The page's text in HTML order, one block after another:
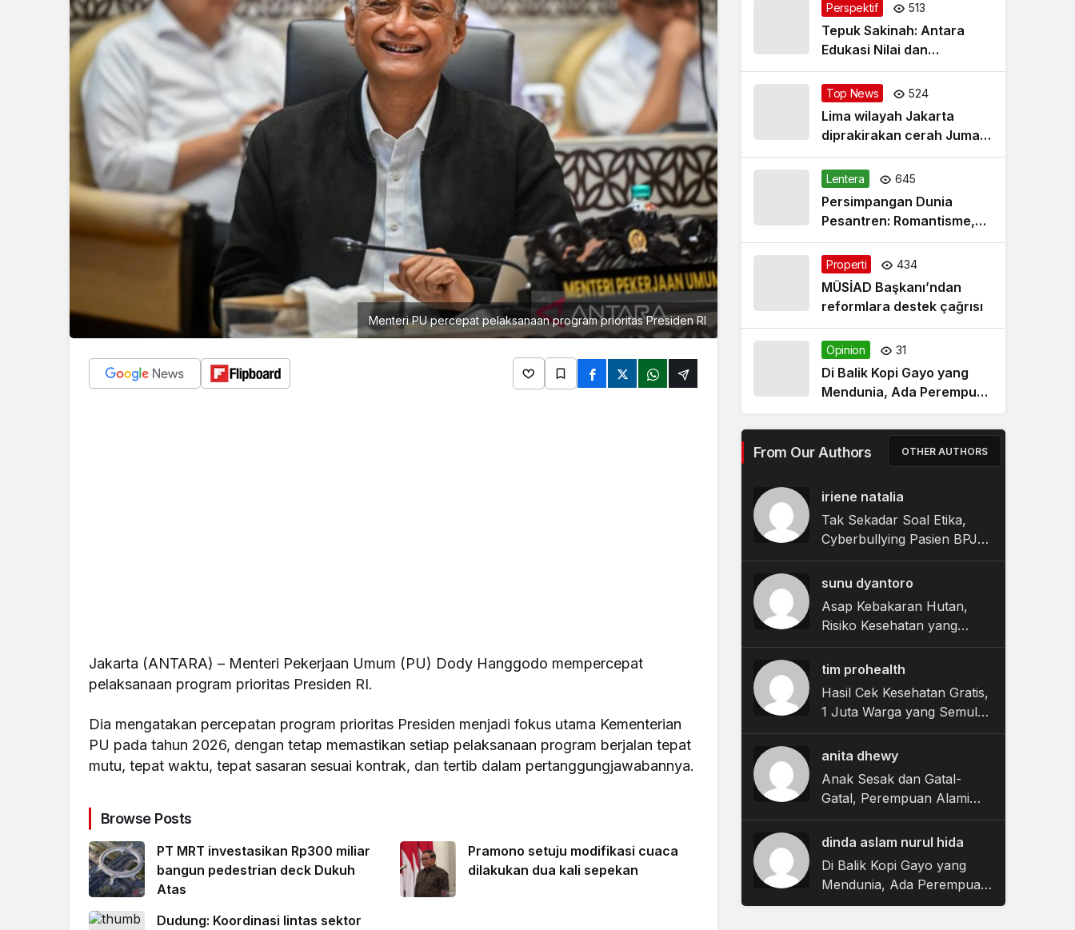
Menteri PU percepat pelaksanaan program prioritas Presiden RI
Jakarta (ANTARA) – Menteri Pekerjaan Umum (PU) Dody Hanggodo mempercepat
pelaksanaan program prioritas Presiden RI.
Dia mengatakan percepatan program prioritas Presiden menjadi fokus utama Kementerian
PU pada tahun 2026, dengan tetap memastikan setiap pelaksanaan program berjalan tepat
mutu, tepat waktu, tepat sasaran sesuai kontrak, dan tertib dalam pertanggungjawabannya.
Browse Posts
PT MRT investasikan Rp300 miliar
bangun pedestrian deck Dukuh
Atas
Pramono setuju modifikasi cuaca
dilakukan dua kali sepekan
Dudung: Koordinasi lintas sektor
Perspektif 513
Tepuk Sakinah: Antara
Edukasi Nilai dan
Simplifikasi Masalah
Top News 524
Lima wilayah Jakarta
diprakirakan cerah Jumat
pagi
Lentera 645
Persimpangan Dunia
Pesantren: Romantisme,
Realitas dan Harapan Baru
Properti 434
MÜSİAD Başkanı’ndan
reformlara destek çağrısı
Opinion 31
Di Balik Kopi Gayo yang
Mendunia, Ada Perempuan
Terabaikan Nasibnya
From Our Authors OTHER AUTHORS
iriene natalia
Tak Sekadar Soal Etika,
Cyberbullying Pasien BPJS
Ungkap Masalah Sistemik
Layanan Kesehatan
sunu dyantoro
Asap Kebakaran Hutan,
Risiko Kesehatan yang
Sering Diremehkan
tim prohealth
Hasil Cek Kesehatan Gratis,
1 Juta Warga yang Semula
Sehat Kini Terdeteksi
Hipertensi
anita dhewy
Anak Sesak dan Gatal-
Gatal, Perempuan Alami
KDRT, Biaya Sosial-Ekologis
yang Diabaikan Harita di
dinda aslam nurul hida
Di Balik Kopi Gayo yang
Mendunia, Ada Perempuan
Yang Digaji Kecil dan